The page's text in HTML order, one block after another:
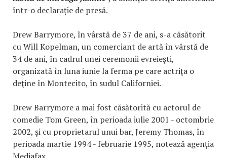
într-o declarație de presă.
Drew Barrymore, în vârstă de 37 de ani, s-a căsătorit
cu Will Kopelman, un comerciant de artă în vârstă de
34 de ani, în cadrul unei ceremonii evreieşti,
organizată în luna iunie la ferma pe care actriţa o
deţine în Montecito, în sudul Californiei.
Drew Barrymore a mai fost căsătorită cu actorul de
comedie Tom Green, în perioada iulie 2001 - octombrie
2002, şi cu proprietarul unui bar, Jeremy Thomas, în
perioada martie 1994 - februarie 1995, notează agenția